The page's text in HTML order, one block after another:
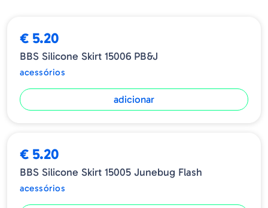
€ 5.20
BBS Silicone Skirt 15006 PB&J
acessórios
adicionar
€ 5.20
BBS Silicone Skirt 15005 Junebug Flash
acessórios